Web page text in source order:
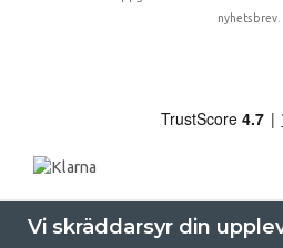
nyhetsbrev.
Vi skräddarsyr din